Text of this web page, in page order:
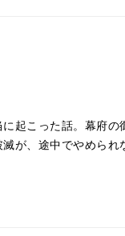
起こった話。幕府の
が、途中でやめられ